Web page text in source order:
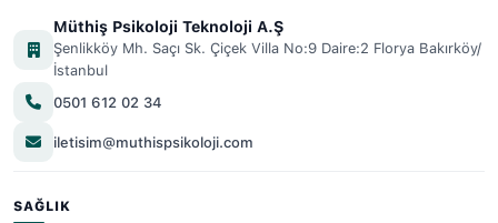
Müthiş Psikoloji Teknoloji A.Ş
Şenlikköy Mh. Saçı Sk. Çiçek Villa No:9 Daire:2 Florya Bakırköy/
İstanbul
0501 612 02 34
iletisim@muthispsikoloji.com
SAĞLIK